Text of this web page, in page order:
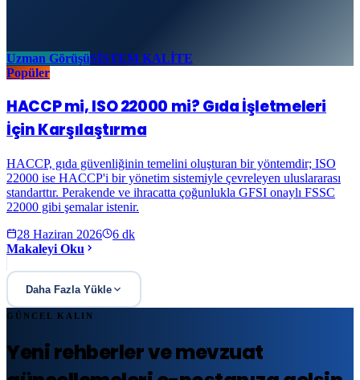
Uzman GörüşüSİSTEM KALİTE
Popüler
HACCP mi, ISO 22000 mi? Gıda İşletmeleri
İçin Karşılaştırma
HACCP, gıda güvenliğinin temelini oluşturan bir yöntemdir; ISO
22000 ise HACCP'i bir yönetim sistemiyle çevreleyen uluslararası
standarttır. Perakende ve ihracatta çoğunlukla GFSI onaylı FSSC
22000 gibi şemalar istenir.
28 Haziran 2026
6 dk
Makaleyi Oku
Daha Fazla Yükle
GÜNCEL KALIN
Yeni rehberler ve mevzuat